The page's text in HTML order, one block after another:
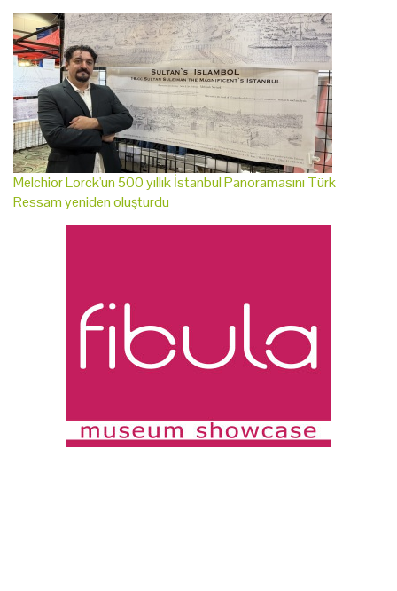
Melchior Lorck'un 500 yıllık İstanbul Panoramasını Türk
Ressam yeniden oluşturdu